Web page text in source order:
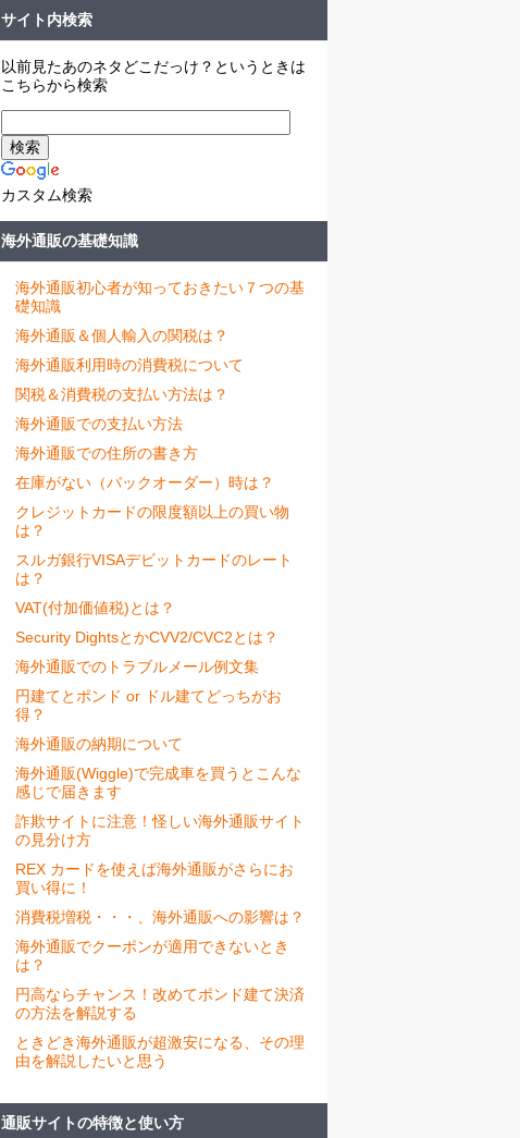
サイト内検索
以前見たあのネタどこだっけ？というときは
こちらから検索
カスタム検索
海外通販の基礎知識
海外通販初心者が知っておきたい７つの基
礎知識
海外通販＆個人輸入の関税は？
海外通販利用時の消費税について
関税＆消費税の支払い方法は？
海外通販での支払い方法
海外通販での住所の書き方
在庫がない（バックオーダー）時は？
クレジットカードの限度額以上の買い物
は？
スルガ銀行VISAデビットカードのレート
は？
VAT(付加価値税)とは？
Security DightsとかCVV2/CVC2とは？
海外通販でのトラブルメール例文集
円建てとポンド or ドル建てどっちがお
得？
海外通販の納期について
海外通販(Wiggle)で完成車を買うとこんな
感じで届きます
詐欺サイトに注意！怪しい海外通販サイト
の見分け方
REX カードを使えば海外通販がさらにお
買い得に！
消費税増税・・・、海外通販への影響は？
海外通販でクーポンが適用できないとき
は？
円高ならチャンス！改めてポンド建て決済
の方法を解説する
ときどき海外通販が超激安になる、その理
由を解説したいと思う
通販サイトの特徴と使い方